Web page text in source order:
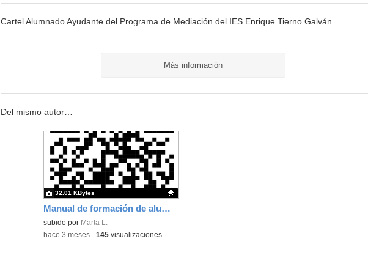
Cartel Alumnado Ayudante del Programa de Mediación del IES Enrique Tierno Galván
Más información
Del mismo autor…
Manual de formación de alumnado ayudante
Contenido educativo.
subido por Marta L.
32.01 KBytes
-hace 3 meses- 145visualizaciones